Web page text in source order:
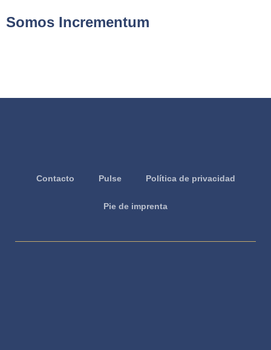
Somos Incrementum
Contacto Pulse Política de privacidad
Pie de imprenta